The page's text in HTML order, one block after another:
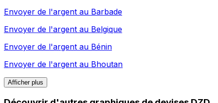
Envoyer de l'argent au Barbade
Envoyer de l'argent au Belgique
Envoyer de l'argent au Bénin
Envoyer de l'argent au Bhoutan
Afficher plus